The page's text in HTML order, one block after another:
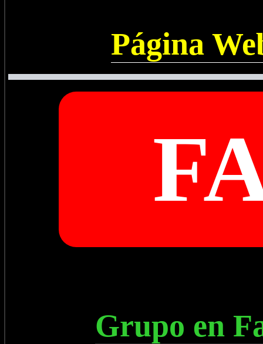
Página
Grupo en